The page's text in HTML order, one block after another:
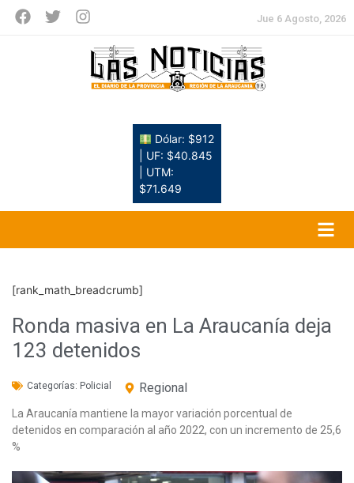
Jue 6 Agosto, 2026
Dólar: $912
| UF: $40.845
| UTM:
$71.649
[rank_math_breadcrumb]
Ronda masiva en La Araucanía deja
123 detenidos
Categorías: Policial Regional
La Araucanía mantiene la mayor variación porcentual de
detenidos en comparación al año 2022, con un incremento de 25,6
%